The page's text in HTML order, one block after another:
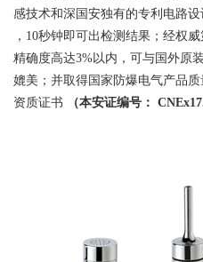
感技术和深国安独有的专利电路设
，10秒钟即可出检测结果；经权
精确度高达3%以内，可与国外原
媲美；并取得国家防爆电气产品
资质证书
（本安证编号：